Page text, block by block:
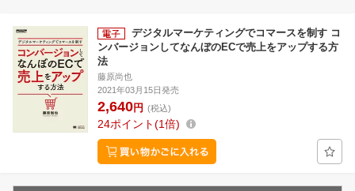
デジタルマーケティングでコマースを制す コ
ンバージョンしてなんぼのECで売上をアップする方
法
藤原尚也
2021年03月15日発売
2,640円 (税込)
24ポイント 1倍